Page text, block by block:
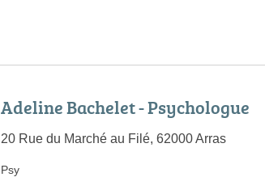
Adeline Bachelet - Psychologue
20 Rue du Marché au Filé, 62000 Arras
Psy